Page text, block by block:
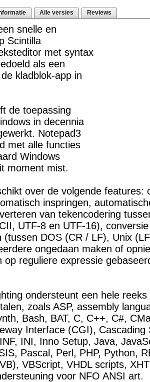
Alle versies Reviews
snelle en
Scintilla
met syntax
als een
kladblok-app in
de toepassing
in decennia
Notepad3
met alle functies
Windows
moment mist.
over de volgende features:
inspringen,
van tekencodering
UTF-8 en UTF-16),
(tussen DOS (CR / LF), Unix
ongedaan maken of
op reguliere expressie
ondersteunt een hele
zoals ASP, assembly
Bash, BAT, C, C++, C#,
Interface (CGI), Cascading
INI, Inno Setup, Java,
Pascal, Perl, PHP, Python,
VBScript, VHDL scripts,
voor NFO ANSI art.